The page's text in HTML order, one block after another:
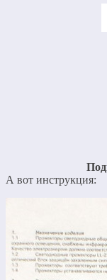
А вот инструкция: